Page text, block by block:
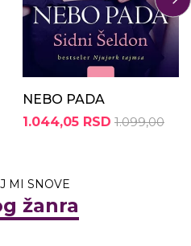
NEBO PADA
1.044,05 RSD 1.099,00
MI SNOVE
žanra